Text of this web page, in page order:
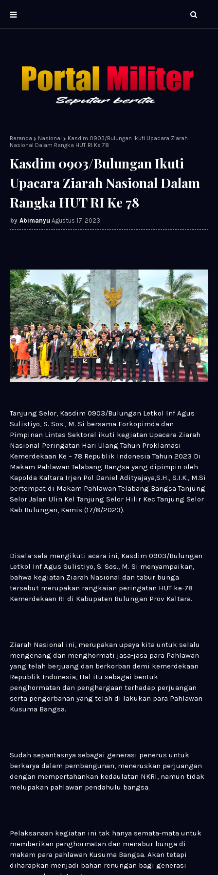
Beranda Nasional
Kasdim 0903/Bulungan Ikuti Upacara Ziarah
Nasional Dalam Rangka HUT RI Ke 78
Kasdim 0903/Bulungan Ikuti
Upacara Ziarah Nasional Dalam
Rangka HUT RI Ke 78
Abimanyu Agustus 17, 2023
Tanjung Selor, Kasdim 0903/Bulungan Letkol Inf Agus
Sulistiyo, S. Sos., M. Si bersama Forkopimda dan
Pimpinan Lintas Sektoral ikuti kegiatan Upacara Ziarah
Nasional Peringatan Hari Ulang Tahun Proklamasi
Kemerdekaan Ke – 78 Republik Indonesia Tahun 2023 Di
Makam Pahlawan Telabang Bangsa yang dipimpin oleh
Kapolda Kaltara Irjen Pol Daniel Adityajaya,S.H., S.I.K., M.Si
bertempat di Makam Pahlawan Telabang Bangsa Tanjung
Selor Jalan Ulin Kel Tanjung Selor Hilir Kec Tanjung Selor
Kab Bulungan, Kamis (17/8/2023).
Disela-sela mengikuti acara ini, Kasdim 0903/Bulungan
Letkol Inf Agus Sulistiyo, S. Sos., M. Si menyampaikan,
bahwa kegiatan Ziarah Nasional dan tabur bunga
tersebut merupakan rangkaian peringatan HUT ke-78
Kemerdekaan RI di Kabupaten Bulungan Prov Kaltara.
Ziarah Nasional ini, merupakan upaya kita untuk selalu
mengenang dan menghormati jasa-jasa para Pahlawan
yang telah berjuang dan berkorban demi kemerdekaan
Republik Indonesia, Hal itu sebagai bentuk
penghormatan dan penghargaan terhadap perjuangan
serta pengorbanan yang telah di lakukan para Pahlawan
Kusuma Bangsa.
Sudah sepantasnya sebagai generasi penerus untuk
berkarya dalam pembangunan, meneruskan perjuangan
dengan mempertahankan kedaulatan NKRI, namun tidak
melupakan pahlawan pendahulu bangsa.
Pelaksanaan kegiatan ini tak hanya semata-mata untuk
memberikan penghormatan dan menabur bunga di
makam para pahlawan Kusuma Bangsa. Akan tetapi
diharapkan menjadi bahan renungan bagi generasi